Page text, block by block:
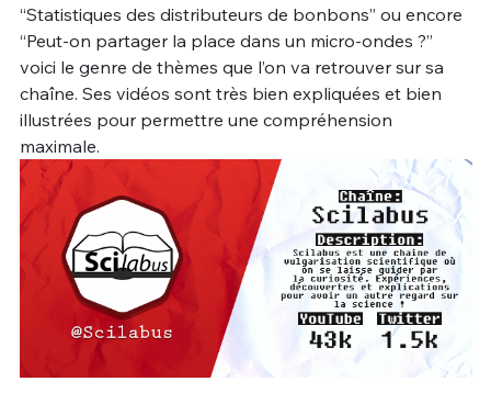
“Statistiques des distributeurs de bonbons” ou encore
“Peut-on partager la place dans un micro-ondes ?”
voici le genre de thèmes que l’on va retrouver sur sa
chaîne. Ses vidéos sont très bien expliquées et bien
illustrées pour permettre une compréhension
maximale.